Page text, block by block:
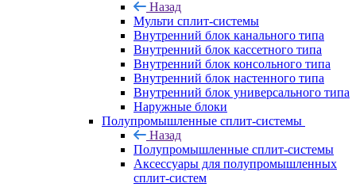
Назад
Мульти сплит-системы
Внутренний блок канального типа
Внутренний блок кассетного типа
Внутренний блок консольного типа
Внутренний блок настенного типа
Внутренний блок универсального типа
Наружные блоки
Полупромышленные сплит-системы
Назад
Полупромышленные сплит-системы
Аксессуары для полупромышленных
сплит-систем